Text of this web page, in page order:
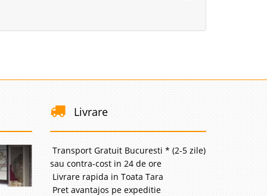
Livrare
Transport Gratuit Bucuresti * (2-5 zile)
sau contra-cost in 24 de ore
Livrare rapida in Toata Tara
Pret avantajos pe expeditie